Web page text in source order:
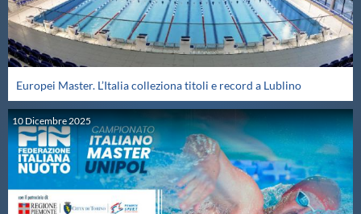
Fondo
Salvamento
Master
Formazione
Europei Master. L’Italia colleziona titoli e record a Lublino
10 Dicembre 2025